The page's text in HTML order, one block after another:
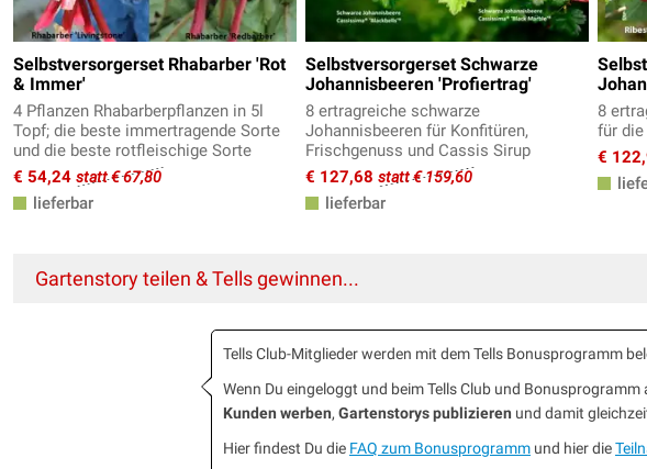
Selbstversorgerset Rhabarber 'Rot
& Immer'
4 Pflanzen Rhabarberpflanzen in 5l
Topf; die beste immertragende Sorte
und die beste rotfleischige Sorte
€ 54,24 statt € 67,80
lieferbar
Selbstversorgerset Schwarze
Johannisbeeren 'Profiertrag'
8 ertragreiche schwarze
Johannisbeeren für Konfitüren,
Frischgenuss und Cassis Sirup
€ 127,68 statt € 159,60
lieferbar
8
für
€
Gartenstory teilen & Tells gewinnen...
Tells Club-Mitglieder werden mit dem Tells Bonusprogramm
Wenn Du eingeloggt und beim Tells Club und
Kunden werben, Gartenstorys publizieren und damit
Hier findest Du die FAQ zum Bonusprogramm und hier die